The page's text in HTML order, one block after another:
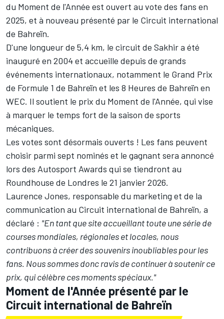
du Moment de l'Année est ouvert au vote des fans en
2025, et à nouveau présenté par le Circuit international
de Bahreïn.
D'une longueur de 5,4 km, le circuit de Sakhir a été
inauguré en 2004 et accueille depuis de grands
événements internationaux, notamment le Grand Prix
de Formule 1 de Bahreïn et les 8 Heures de Bahreïn en
WEC. Il soutient le prix du Moment de l'Année, qui vise
à marquer le temps fort de la saison de sports
mécaniques.
Les votes sont désormais ouverts ! Les fans peuvent
choisir parmi sept nominés et le gagnant sera annoncé
lors des Autosport Awards qui se tiendront au
Roundhouse de Londres le 21 janvier 2026.
Laurence Jones, responsable du marketing et de la
communication au Circuit international de Bahreïn, a
déclaré : "En tant que site accueillant toute une série de
courses mondiales, régionales et locales, nous
contribuons à créer des souvenirs inoubliables pour les
fans. Nous sommes donc ravis de continuer à soutenir ce
prix, qui célèbre ces moments spéciaux."
Moment de l'Année présenté par le
Circuit international de Bahreïn